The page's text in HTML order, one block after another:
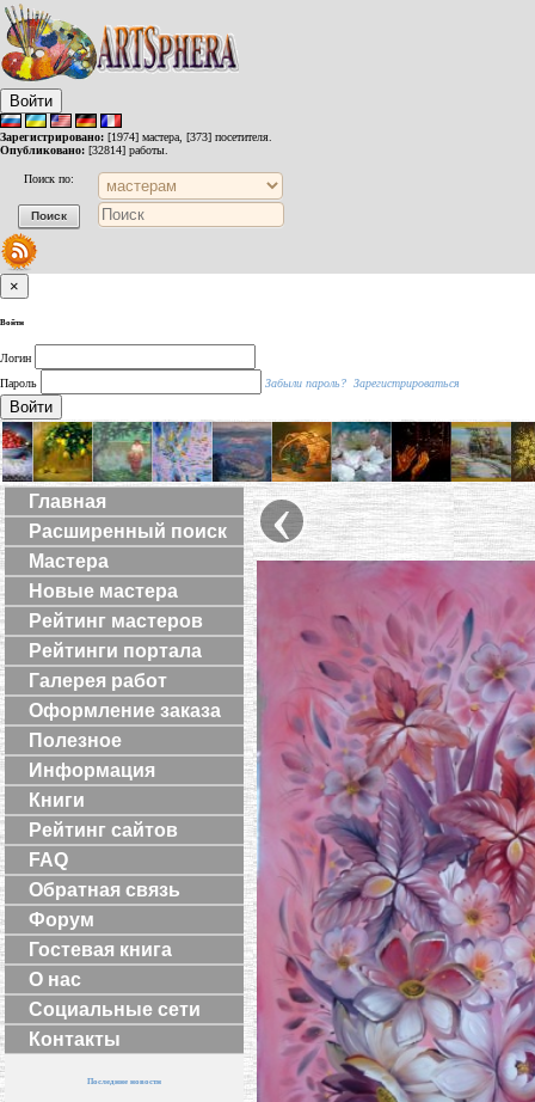
Войти
Зарегистрировано: [1974] мастера, [373] посетителя.
Опубликовано: [32814] работы.
Поиск по:
×
Войти
Логин
Пароль
Забыли пароль? Зарегистрироваться
Войти
Главная
Расширенный поиск
Мастера
Новые мастера
Рейтинг мастеров
Рейтинги портала
Галерея работ
Оформление заказа
Полезное
Информация
Книги
Рейтинг сайтов
FAQ
Обратная связь
Форум
Гостевая книга
О нас
Социальные сети
Контакты
Последние новости
‹